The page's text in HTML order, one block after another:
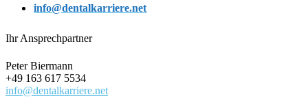
info@dentalkarriere.net
Ihr Ansprechpartner
Peter Biermann
+49 163 617 5534
info@dentalkarriere.net